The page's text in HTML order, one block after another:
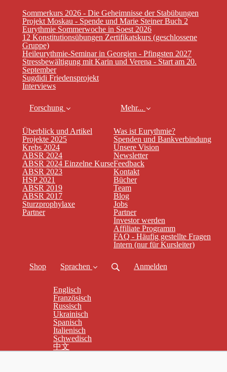
Sommerkurs 2026 - Die Geheimnisse der Stabübungen
Projekt Moskau - Spende und Marie Steiner Buch 2
Eurythmie Sommerwoche in Soest 2026
12 Konstitutionsübungen Zertifikatskurs (geschlossene
Gruppe)
Heileurythmie-Seminar in Georgien - Pfingsten 2027
Stressbewältigung mit Karin und Verena - Start am 20.
September
Sugdidi Friedensprojekt
Interviews
Forschung
Überblick und Artikel
Projekte 2025
Krebs 2024
ABSR 2024
ABSR 2024 Einzelne Kurse
ABSR 2023
HSP 2021
ABSR 2019
ABSR 2017
Sturzprophylaxe
Partner
Mehr...
Was ist Eurythmie?
Spenden und Bankverbindung
Unsere Vision
Newsletter
Feedback
Kontakt
Bücher
Team
Blog
Jobs
Partner
Investor werden
Affiliate Programm
FAQ - Häufig gestellte Fragen
Intern (nur für Kursleiter)
Shop Sprachen
Englisch
Französisch
Russisch
Ukrainisch
Spanisch
Italienisch
Schwedisch
中文
Anmelden